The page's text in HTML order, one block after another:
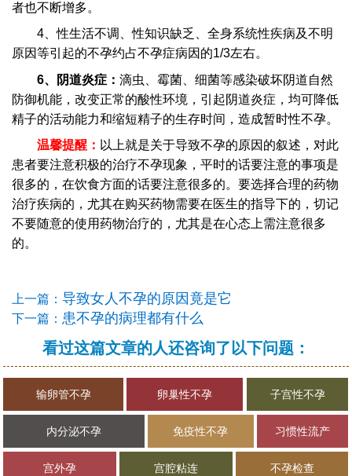
者也不断增多。
4、性生活不调、性知识缺乏、全身系统性疾病及不明
原因等引起的不孕约占不孕症病因的1/3左右。
6、阴道炎症：滴虫、霉菌、细菌等感染破坏阴道自然
防御机能，改变正常的酸性环境，引起阴道炎症，均可降低
精子的活动能力和缩短精子的生存时间，造成暂时性不孕。
温馨提醒： 以上就是关于导致不孕的原因的叙述，对此
患者要注意积极的治疗不孕现象，平时的话要注意的事项是
很多的，在饮食方面的话要注意很多的。要选择合理的药物
治疗疾病的，尤其在购买药物需要在医生的指导下的，切记
不要随意的使用药物治疗的，尤其是在心态上需注意很多
的。
上一篇：导致女人不孕的原因竟是它
下一篇： 患不孕的病理都有什么
看过这篇文章的人还咨询了以下问题：
输卵管不孕 卵巢性不孕 子宫性不孕
内分泌不孕 免疫性不孕 习惯性流产
宫外孕 宫腔粘连 不孕检查